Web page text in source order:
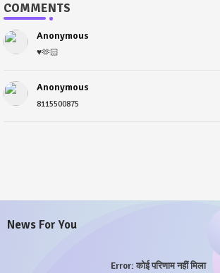
COMMENTS
Anonymous
♥️🫶🏻
Anonymous
8115500875
News For You
Error: कोई परिणाम नहीं मिला